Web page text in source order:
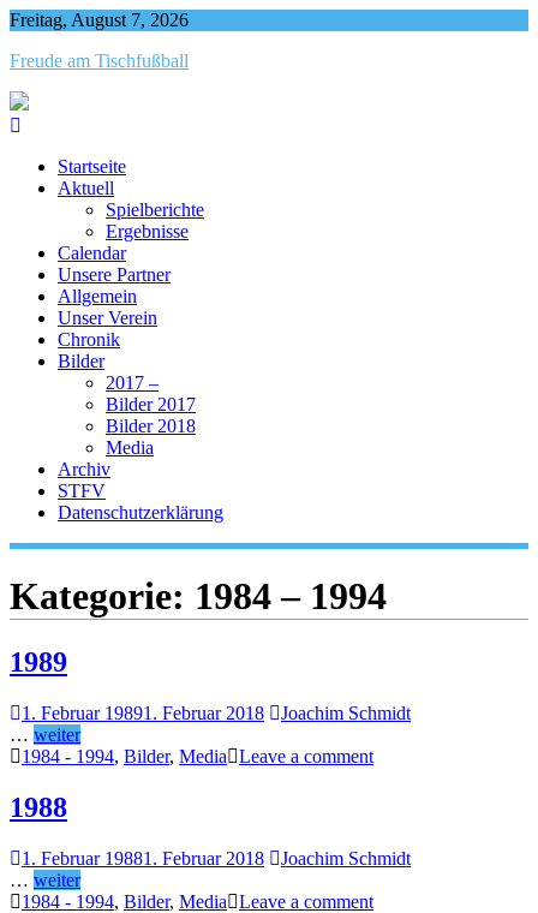
Skip
content
Freitag, August 7, 2026
Freude am Tischfußball
Startseite
Aktuell
Spielberichte
Ergebnisse
Calendar
Unsere Partner
Allgemein
Unser Verein
Chronik
Bilder
2017 –
Bilder 2017
Bilder 2018
Media
Archiv
STFV
Datenschutzerklärung
Kategorie: 1984 – 1994
1989
1. Februar 19891. Februar 2018
Joachim Schmidt
… weiter
1984 - 1994, Bilder, Media Leave a comment
1988
1. Februar 19881. Februar 2018
Joachim Schmidt
… weiter
1984 - 1994, Bilder, Media Leave a comment